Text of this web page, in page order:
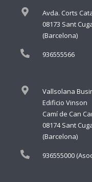
Avda. Corts
08173 Sant
(Barcelona)
936555566
Vallsolana
Edificio Vinson
Camí de Can
08174 Sant
(Barcelona)
936555000